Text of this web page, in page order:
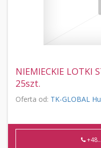
NIEMIECKIE LOTKI
25szt.
Oferta od: TK-GLOBAL